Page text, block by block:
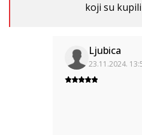
koji su
Ljubica
23.11.2024.